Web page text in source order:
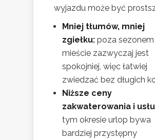
wyjazdu może być
Mniej tłumów, mniej
zgiełku: poza
mieście zazwyczaj jest
spokojniej, więc łatwiej
zwiedzać bez długich
Niższe ceny
zakwaterowania i
tym okresie urlop bywa
bardziej przystępny